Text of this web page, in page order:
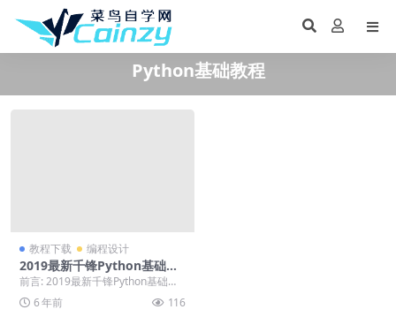
Python基础教程
教程下载 编程设计
2019最新千锋Python基础全
套视频教程
前言: 2019最新千锋Python基础全
套视频教程，喜欢就下载吧。 正文:
&...6 年前 116